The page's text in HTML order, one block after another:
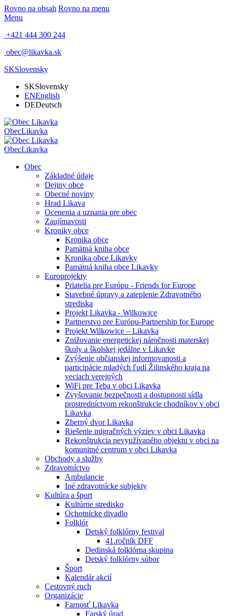
Rovno na obsah Rovno na menu
Menu
+421 444 300 244
obec@likavka.sk
SKSlovensky
SKSlovensky
ENEnglish
DEDeutsch
ObecLikavka
ObecLikavka
Obec
Základné údaje
Dejiny obce
Obecné noviny
Hrad Likava
Ocenenia a uznania pre obec
Zaujímavosti
Kroniky obce
Kronika obce
Pamätná kniha obce
Kronika obce Likavky
Pamätná kniha obce Likavky
Europrojekty
Priatelia pre Európu - Friends for Europe
Stavebné úpravy a zateplenie Zdravotného
strediska
Projekt Likavka - Wilkowice
Partnerstvo pre Európu-Partnership for Europe
Projekt Wilkowice – Likavka
Znižovanie energetickej náročnosti materskej
školy a školskej jedálne v Likavke
Zvýšenie občianskej informovanosti a
participácie mladých ľudí Žilinského kraja na
veciach verejných
WiFi pre Teba v obci Likavka
Zvyšovanie bezpečnosti a dostupnosti sídla
prostredníctvom rekonštrukcie chodníkov v obci
Likavka
Zberný dvor Likavka
Riešenie migračných výziev v obci Likavka
Rekonštrukcia nevyužívaného objektu v obci na
komunitné centrum v obci Likavka
Obchody a služby
Zdravotníctvo
Ambulancie
Iné zdravotnícke subjekty
Kultúra a šport
Kultúrne stredisko
Ochotnícke divadlo
Folklór
Detský folklórny festival
41.ročník DFF
Dedinská folklórna skupina
Detský folklórny súbor
Šport
Kalendár akcií
Cestovný ruch
Organizácie
Farnosť Likavka
Farský úrad